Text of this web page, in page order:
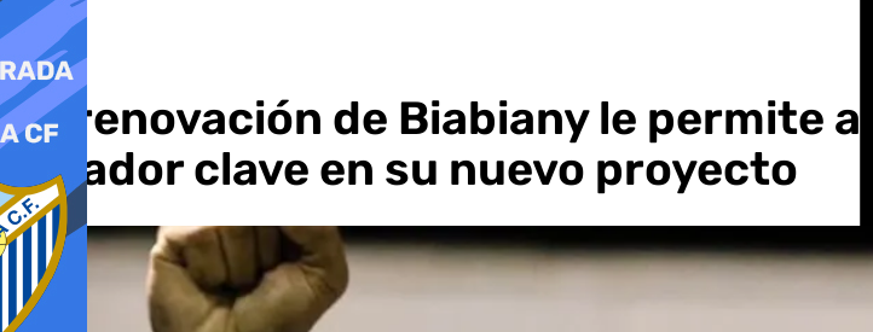
La renovación de Biabiany le permite
jugador clave en su nuevo proyecto